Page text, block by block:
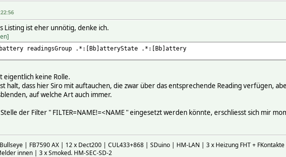
Listing ist eher unnötig, denke ich.
readingsGroup .*:[Bb]atteryState .*:[Bb]attery
eigentlich keine Rolle.
halt, dass hier Siro mit auftauchen, die zwar über das entsprechende Reading verfügen,
auf welche Art auch immer.
der Filter " FILTER=NAME!=<NAME " eingesetzt werden könnte, erschliesst sich mir
| FB7590 AX | 12 x Dect200 | CUL433+868 | SDuino | HM-LAN | 3 x Heizung FHT +
innen | 3 x Smoked. HM-SEC-SD-2